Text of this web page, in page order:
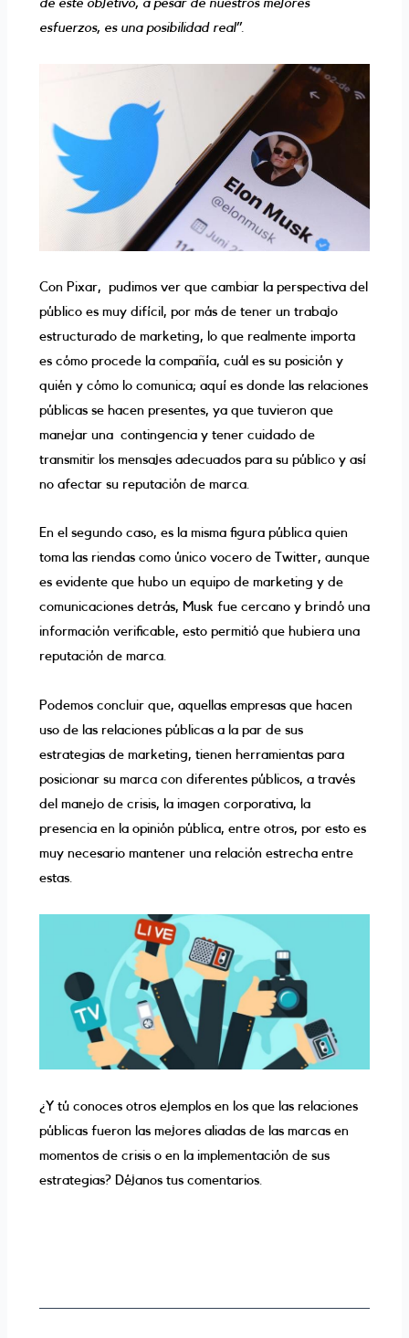
de este objetivo, a pesar de nuestros mejores
esfuerzos, es una posibilidad real’’.
Con Pixar, pudimos ver que cambiar la perspectiva del
público es muy difícil, por más de tener un trabajo
estructurado de marketing, lo que realmente importa
es cómo procede la compañía, cuál es su posición y
quién y cómo lo comunica; aquí es donde las relaciones
públicas se hacen presentes, ya que tuvieron que
manejar una contingencia y tener cuidado de
transmitir los mensajes adecuados para su público y así
no afectar su reputación de marca.
En el segundo caso, es la misma figura pública quien
toma las riendas como único vocero de Twitter, aunque
es evidente que hubo un equipo de marketing y de
comunicaciones detrás, Musk fue cercano y brindó una
información verificable, esto permitió que hubiera una
reputación de marca.
Podemos concluir que, aquellas empresas que hacen
uso de las relaciones públicas a la par de sus
estrategias de marketing, tienen herramientas para
posicionar su marca con diferentes públicos, a través
del manejo de crisis, la imagen corporativa, la
presencia en la opinión pública, entre otros, por esto es
muy necesario mantener una relación estrecha entre
estas.
¿Y tú conoces otros ejemplos en los que las relaciones
públicas fueron las mejores aliadas de las marcas en
momentos de crisis o en la implementación de sus
estrategias? Déjanos tus comentarios.